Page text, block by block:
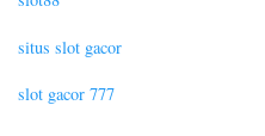
situs slot gacor
slot gacor 777